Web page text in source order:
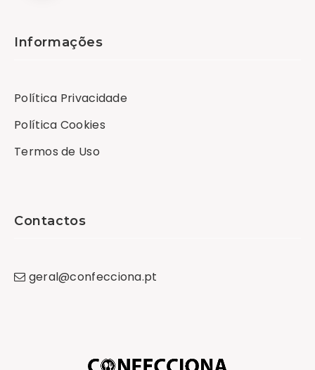
Informações
Política Privacidade
Política Cookies
Termos de Uso
Contactos
geral@confecciona.pt